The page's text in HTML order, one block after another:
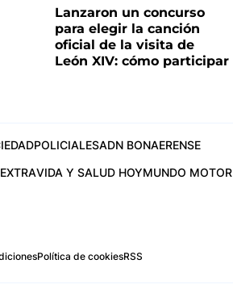
Lanzaron un concurso
para elegir la canción
oficial de la visita de
León XIV: cómo participar
POLICIALESADN BONAERENSE
VIDA Y SALUD HOYMUNDO MOTOR
Política de cookiesRSS